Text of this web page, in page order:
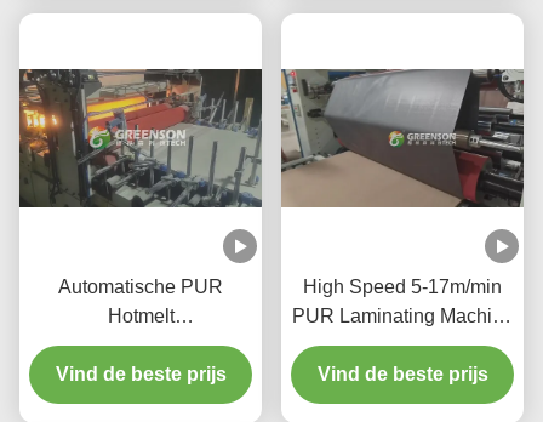
Automatische PUR
Hotmelt
Laminatiemachine voor
MDF Platen met een
Productiesnelheid van 5-
Vind de beste prijs
High Speed 5-17m/min
PUR Laminating Machine
met PUR Hot Melt
Adhesive en 1300mm
Max Laminating Width
Vind de beste prijs